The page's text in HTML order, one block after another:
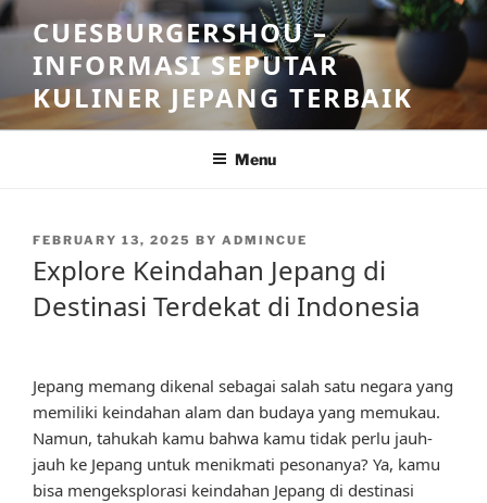
Skip
to
content
CUESBURGERSHOU –
INFORMASI SEPUTAR
KULINER JEPANG TERBAIK
Menu
POSTED
FEBRUARY 13, 2025 BY ADMINCUE
Explore Keindahan Jepang di
Destinasi Terdekat di Indonesia
Jepang memang dikenal sebagai salah satu negara yang
memiliki keindahan alam dan budaya yang memukau.
Namun, tahukah kamu bahwa kamu tidak perlu jauh-
jauh ke Jepang untuk menikmati pesonanya? Ya, kamu
bisa mengeksplorasi keindahan Jepang di destinasi